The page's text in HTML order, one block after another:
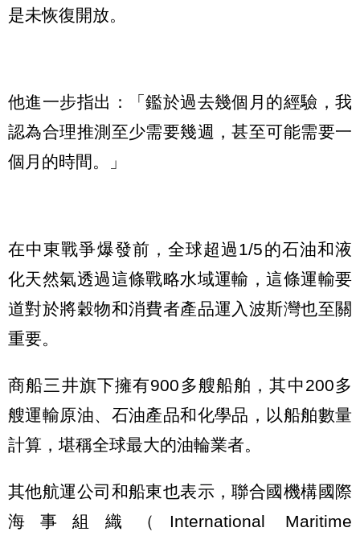
是未恢復開放。
他進一步指出：「鑑於過去幾個月的經驗，我
認為合理推測至少需要幾週，甚至可能需要一
個月的時間。」
在中東戰爭爆發前，全球超過1/5的石油和液
化天然氣透過這條戰略水域運輸，這條運輸要
道對於將穀物和消費者產品運入波斯灣也至關
重要。
商船三井旗下擁有900多艘船舶，其中200多
艘運輸原油、石油產品和化學品，以船舶數量
計算，堪稱全球最大的油輪業者。
其他航運公司和船東也表示，聯合國機構國際
海事組織（International Maritime